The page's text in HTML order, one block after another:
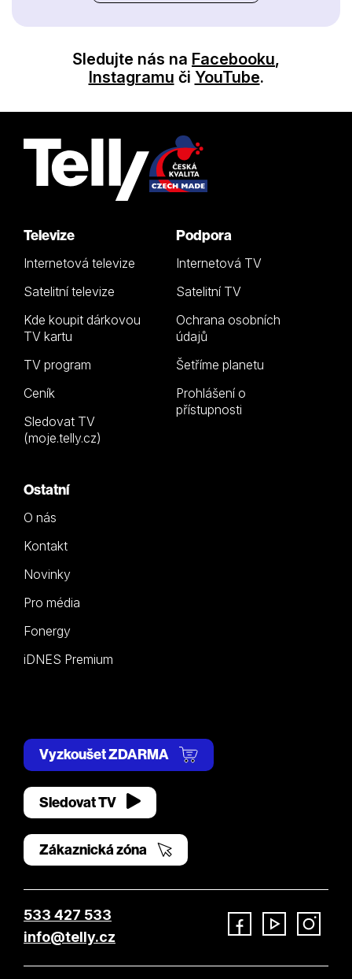
Sledujte nás na Facebooku,
Instagramu či YouTube.
Televize
Internetová televize
Satelitní televize
Kde koupit dárkovou
TV kartu
TV program
Ceník
Sledovat TV
(moje.telly.cz)
Podpora
Internetová TV
Satelitní TV
Ochrana osobních
údajů
Šetříme planetu
Prohlášení o
přístupnosti
Ostatní
O nás
Kontakt
Novinky
Pro média
Fonergy
iDNES Premium
Vyzkoušet ZDARMA
Sledovat TV
Zákaznická zóna
533 427 533
info@telly.cz